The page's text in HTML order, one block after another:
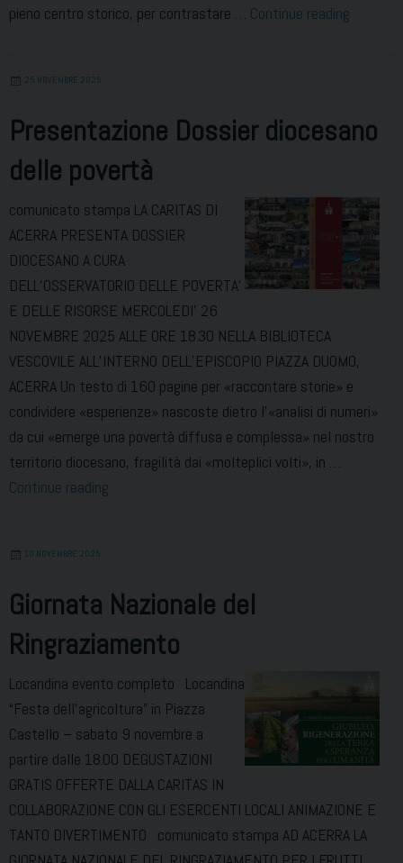
pieno centro storico, per contrastare … Continue reading
il
per
anziani
25 NOVEMBRE 2025
Presentazione Dossier diocesano
delle povertà
comunicato stampa LA CARITAS DI
ACERRA PRESENTA DOSSIER
DIOCESANO A CURA
DELL’OSSERVATORIO DELLE POVERTA’
E DELLE RISORSE MERCOLEDI’ 26
NOVEMBRE 2025 ALLE ORE 18.30 NELLA BIBLIOTECA
VESCOVILE ALL’INTERNO DELL’EPISCOPIO PIAZZA DUOMO,
ACERRA Un testo di 160 pagine per «raccontare storie» e
condividere «esperienze» nascoste dietro l’«analisi di numeri»
da cui «emerge una povertà diffusa e complessa» nel nostro
territorio diocesano, fragilità dai «molteplici volti», in …
Continue reading
10 NOVEMBRE 2025
Giornata Nazionale del
Ringraziamento
Locandina evento completo Locandina
“Festa dell’agricoltura” in Piazza
Castello – sabato 9 novembre a
partire dalle 18.00 DEGUSTAZIONI
GRATIS OFFERTE DALLA CARITAS IN
COLLABORAZIONE CON GLI ESERCENTI LOCALI ANIMAZIONE E
TANTO DIVERTIMENTO comunicato stampa AD ACERRA LA